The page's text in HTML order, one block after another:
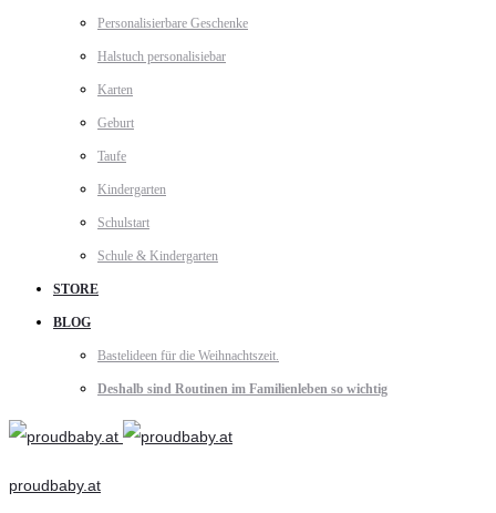
Personalisierbare Geschenke
Halstuch personalisiebar
Karten
Geburt
Taufe
Kindergarten
Schulstart
Schule & Kindergarten
STORE
BLOG
Bastelideen für die Weihnachtszeit.
Deshalb sind Routinen im Familienleben so wichtig
proudbaby.at